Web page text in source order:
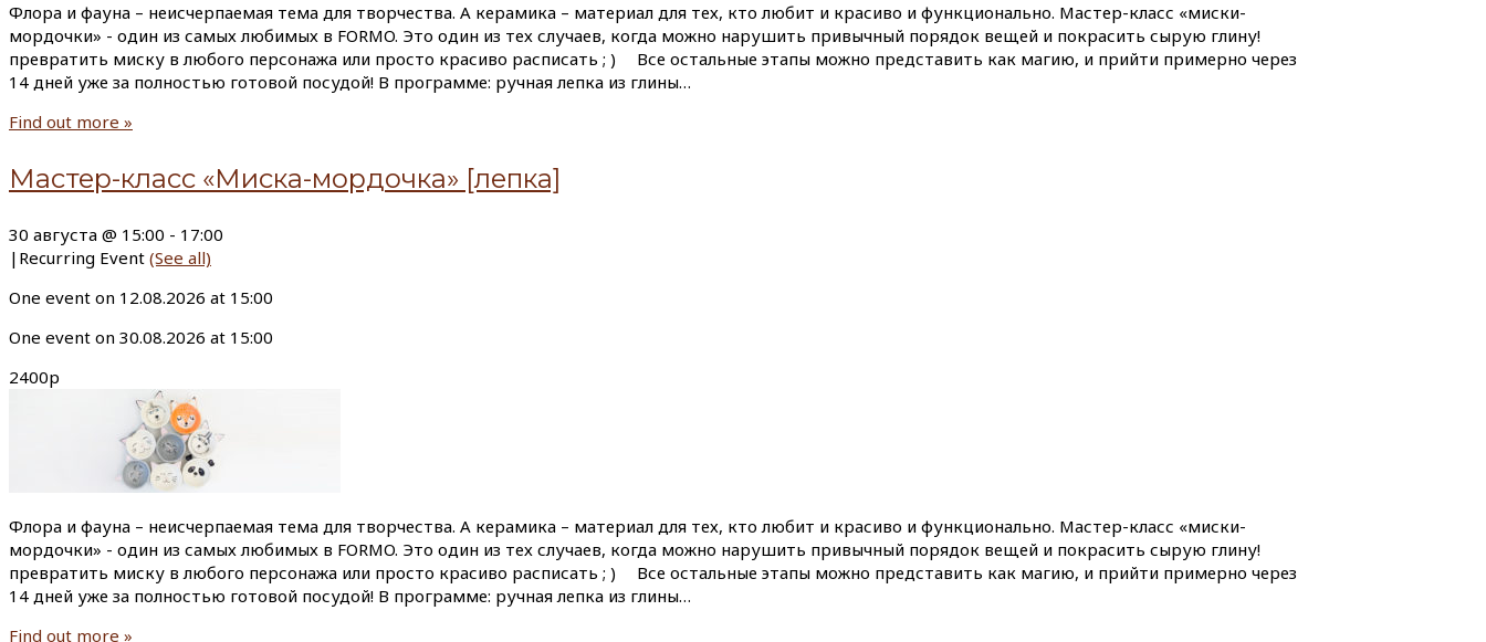
Флора и фауна – неисчерпаемая тема для творчества. А керамика – материал для тех, кто любит и красиво и функционально. Мастер-класс «миски-
мордочки» - один из самых любимых в FORMO. Это один из тех случаев, когда можно нарушить привычный порядок вещей и покрасить сырую глину!
превратить миску в любого персонажа или просто красиво расписать ; ) ⠀ Все остальные этапы можно представить как магию, и прийти примерно через
14 дней уже за полностью готовой посудой! В программе: ручная лепка из глины…
Find out more »
Мастер-класс «Миска-мордочка» [лепка]
30 августа @ 15:00 - 17:00
| Recurring Event (See all)
One event on 12.08.2026 at 15:00
One event on 30.08.2026 at 15:00
2400р
Флора и фауна – неисчерпаемая тема для творчества. А керамика – материал для тех, кто любит и красиво и функционально. Мастер-класс «миски-
мордочки» - один из самых любимых в FORMO. Это один из тех случаев, когда можно нарушить привычный порядок вещей и покрасить сырую глину!
превратить миску в любого персонажа или просто красиво расписать ; ) ⠀ Все остальные этапы можно представить как магию, и прийти примерно через
14 дней уже за полностью готовой посудой! В программе: ручная лепка из глины…
Find out more »